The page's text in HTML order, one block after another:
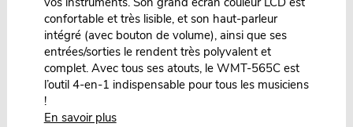
confortable et très lisible, et son haut-parleur
intégré (avec bouton de volume), ainsi que ses
entrées/sorties le rendent très polyvalent et
complet. Avec tous ses atouts, le WMT-565C est
l’outil 4-en-1 indispensable pour tous les musiciens
!
En savoir plus